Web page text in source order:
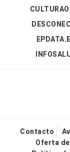
Contacto
Oferta